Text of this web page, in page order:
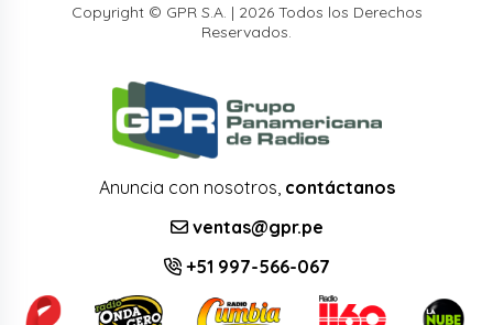
Copyright © GPR S.A. | 2026 Todos los Derechos
Reservados.
Anuncia con nosotros, contáctanos
ventas@gpr.pe
+51 997-566-067